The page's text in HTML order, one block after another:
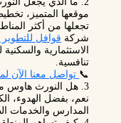
موقعها المتميز،
تجعلها من أكثر
شركة قوافل للتطوير
تنافسية.
📞 تواصل معنا
3. هل النورث هاوس مناسبة للسكن العائلي؟
نعم، بفضل الهدوء،
المدارس والخدمات